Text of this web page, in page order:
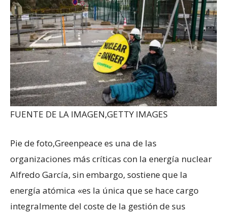
FUENTE DE LA IMAGEN,GETTY IMAGES
Pie de foto,Greenpeace es una de las
organizaciones más críticas con la energía nuclear
Alfredo García, sin embargo, sostiene que la
energía atómica «es la única que se hace cargo
integralmente del coste de la gestión de sus